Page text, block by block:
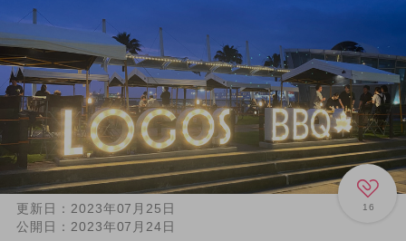
16
更新日： 2023年07月25日
公開日： 2023年07月24日